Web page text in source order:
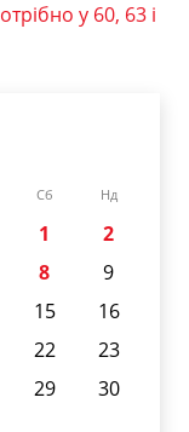
у 60, 63 і
Сб Нд
1
2
8
9
15
16
22
23
29
30